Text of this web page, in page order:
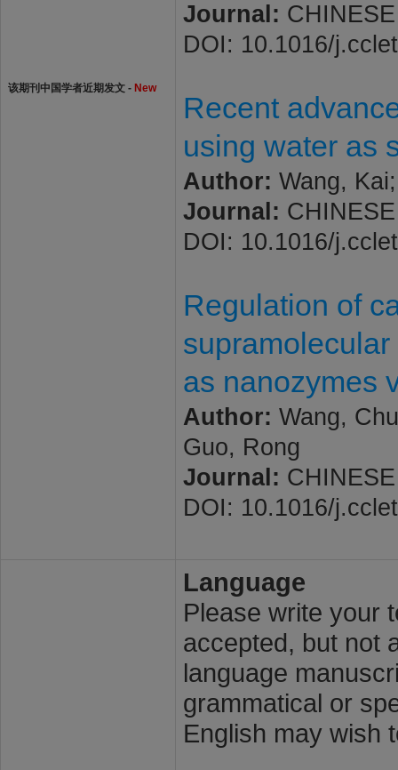
该期刊中国学者近期发文 - New
Journal:
DOI: 10.1016/
Recent
using water as
Author: Wang,
Journal:
DOI: 10.1016/
Regulation of
as nanozymes
Author: Wang,
Guo, Rong
Journal:
DOI: 10.1016/
Language
Please write your
accepted, but not
language
grammatical or
English may wish